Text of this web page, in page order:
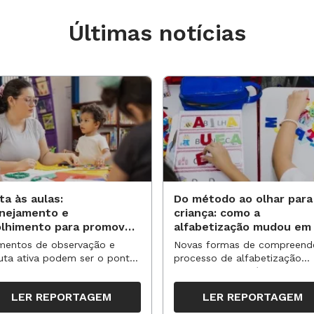
Últimas notícias
às aulas:
e
para promover
aprendizagens
de observação e
ativa podem ser o ponto
espaços e propostas no
semestre
LER REPORTAGEM
Do método ao olhar para
criança: como a
alfabetização mudou em
anos?
Novas formas de
processo de alfabetização
influenciaram políticas e
práticas, transformando o
da leitura e da escrita
LER REPORTAGEM